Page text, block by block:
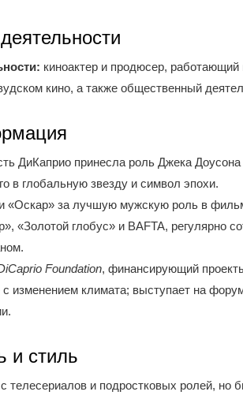
киноактер и продюсер,
кино, а также общественный
ДиКаприо принесла роль Джека
в глобальную звезду и символ эпохи.
«Оскар» за лучшую мужскую роль в
«Золотой глобус» и BAFTA, регулярно
Foundation, финансирующий
изменением климата; выступает на
и стиль
телесериалов и подростковых ролей, но